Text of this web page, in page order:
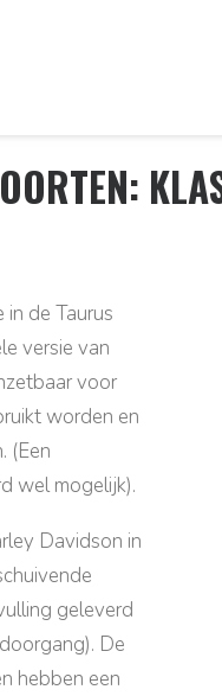
in de Taurus
versie van
voor
worden en
(Een
wel mogelijk).
Davidson in
geleverd
De
hebben een